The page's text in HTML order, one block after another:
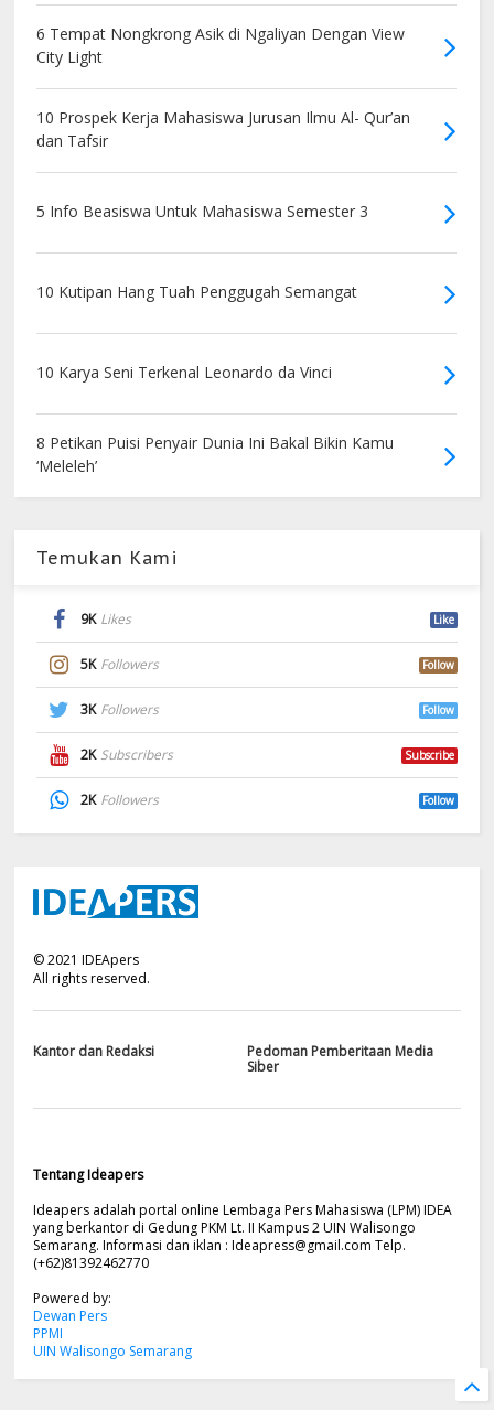
6 Tempat Nongkrong Asik di Ngaliyan Dengan View
City Light
10 Prospek Kerja Mahasiswa Jurusan Ilmu Al- Qur’an
dan Tafsir
5 Info Beasiswa Untuk Mahasiswa Semester 3
10 Kutipan Hang Tuah Penggugah Semangat
10 Karya Seni Terkenal Leonardo da Vinci
8 Petikan Puisi Penyair Dunia Ini Bakal Bikin Kamu
‘Meleleh’
Temukan Kami
9K Likes Like
5K Followers Follow
3K Followers Follow
2K Subscribers Subscribe
2K Followers Follow
©2021 IDEApers
All rights reserved.
Kantor dan Redaksi
Pedoman Pemberitaan Media
Siber
Tentang Ideapers
Ideapers adalah portal online Lembaga Pers Mahasiswa (LPM) IDEA
yang berkantor di Gedung PKM Lt. II Kampus 2 UIN Walisongo
Semarang. Informasi dan iklan :Ideapress@gmail.com Telp.
(+62)81392462770
Powered by:
Dewan Pers
PPMI
UIN Walisongo Semarang